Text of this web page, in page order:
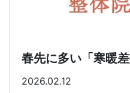
春先に多い「寒暖
2026.02.12